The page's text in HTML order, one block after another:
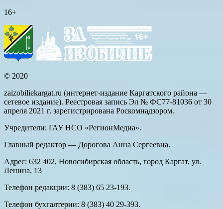
16+
© 2020
zaizobiliekargat.ru (интернет-издание Каргатского района —
сетевое издание). Реестровая запись Эл № ФС77-81036 от 30
апреля 2021 г. зарегистрирована Роскомнадзором.
Учредители: ГАУ НСО «РегионМедиа».
Главный редактор — Дорогова Анна Сергеевна.
Адрес: 632 402, Новосибирская область, город Каргат, ул.
Ленина, 13
Телефон редакции: 8 (383) 65 23-193.
Телефон бухгалтерии: 8 (383) 40 29-393.